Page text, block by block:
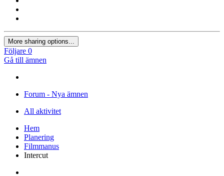
More sharing options...
Följare 0
Gå till ämnen
Forum - Nya ämnen
All aktivitet
Hem
Planering
Filmmanus
Intercut